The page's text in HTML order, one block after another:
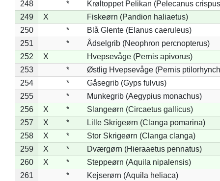
248
*
Krøltoppet Pelikan (Pelecanus
249
X
Fiskeørn (Pandion haliaetus)
250
*
Blå Glente (Elanus caeruleus)
251
*
Ådselgrib (Neophron percnopterus)
252
X
Hvepsevåge (Pernis apivorus)
253
*
Østlig Hvepsevåge (Pernis
254
*
Gåsegrib (Gyps fulvus)
255
*
Munkegrib (Aegypius monachus)
256
X *
Slangeørn (Circaetus gallicus)
257
X *
Lille Skrigeørn (Clanga pomarina)
258
X *
Stor Skrigeørn (Clanga clanga)
259
X *
Dværgørn (Hieraaetus pennatus)
260
X *
Steppeørn (Aquila nipalensis)
261
*
Kejserørn (Aquila heliaca)